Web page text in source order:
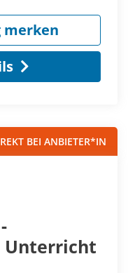
merken
BEI ANBIETER*IN
Unterricht